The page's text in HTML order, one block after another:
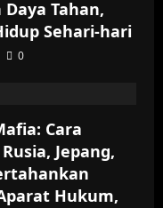
Tahan,
Sehari-hari
0
Cara
Jepang,
Hukum,